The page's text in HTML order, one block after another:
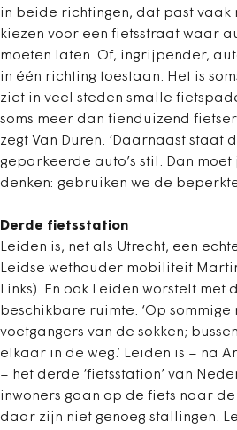
in beide richtingen, dat past vaak
kiezen voor een fietsstraat waar
moeten laten. Of, ingrijpender,
in één richting toestaan. Het is
ziet in veel steden smalle
soms meer dan tienduizend
zegt Van Duren. ‘Daarnaast staat
geparkeerde auto’s stil. Dan moet
denken: gebruiken we de
Derde fietsstation
Leiden is, net als Utrecht, een
Leidse wethouder mobiliteit
Links). En ook Leiden worstelt met
beschikbare ruimte. ‘Op
voetgangers van de sokken;
elkaar in de weg.’ Leiden is – na
– het derde ‘fietsstation’ van
inwoners gaan op de fiets naar de
daar zijn niet genoeg stallingen.